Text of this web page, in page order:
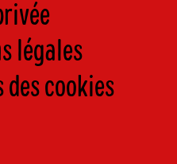
légales
cookies